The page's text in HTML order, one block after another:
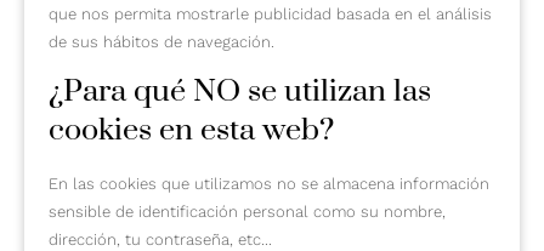
que nos permita mostrarle publicidad basada en el análisis
de sus hábitos de navegación.
¿Para qué NO se utilizan las
cookies en esta web?
En las cookies que utilizamos no se almacena información
sensible de identificación personal como su nombre,
dirección, tu contraseña, etc...